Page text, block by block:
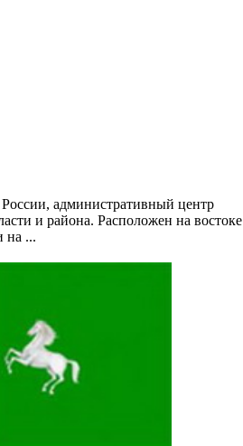
административный центр
и района. Расположен на востоке
на ...